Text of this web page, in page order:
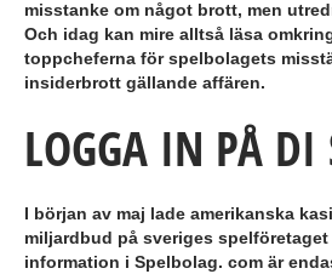
misstanke om något brott, men
Och idag kan mire alltså läsa
toppcheferna för spelbolagets
insiderbrott gällande affären.
LOGGA IN PÅ DI
I början av maj lade amerikanska
miljardbud på sveriges
information i Spelbolag. com är